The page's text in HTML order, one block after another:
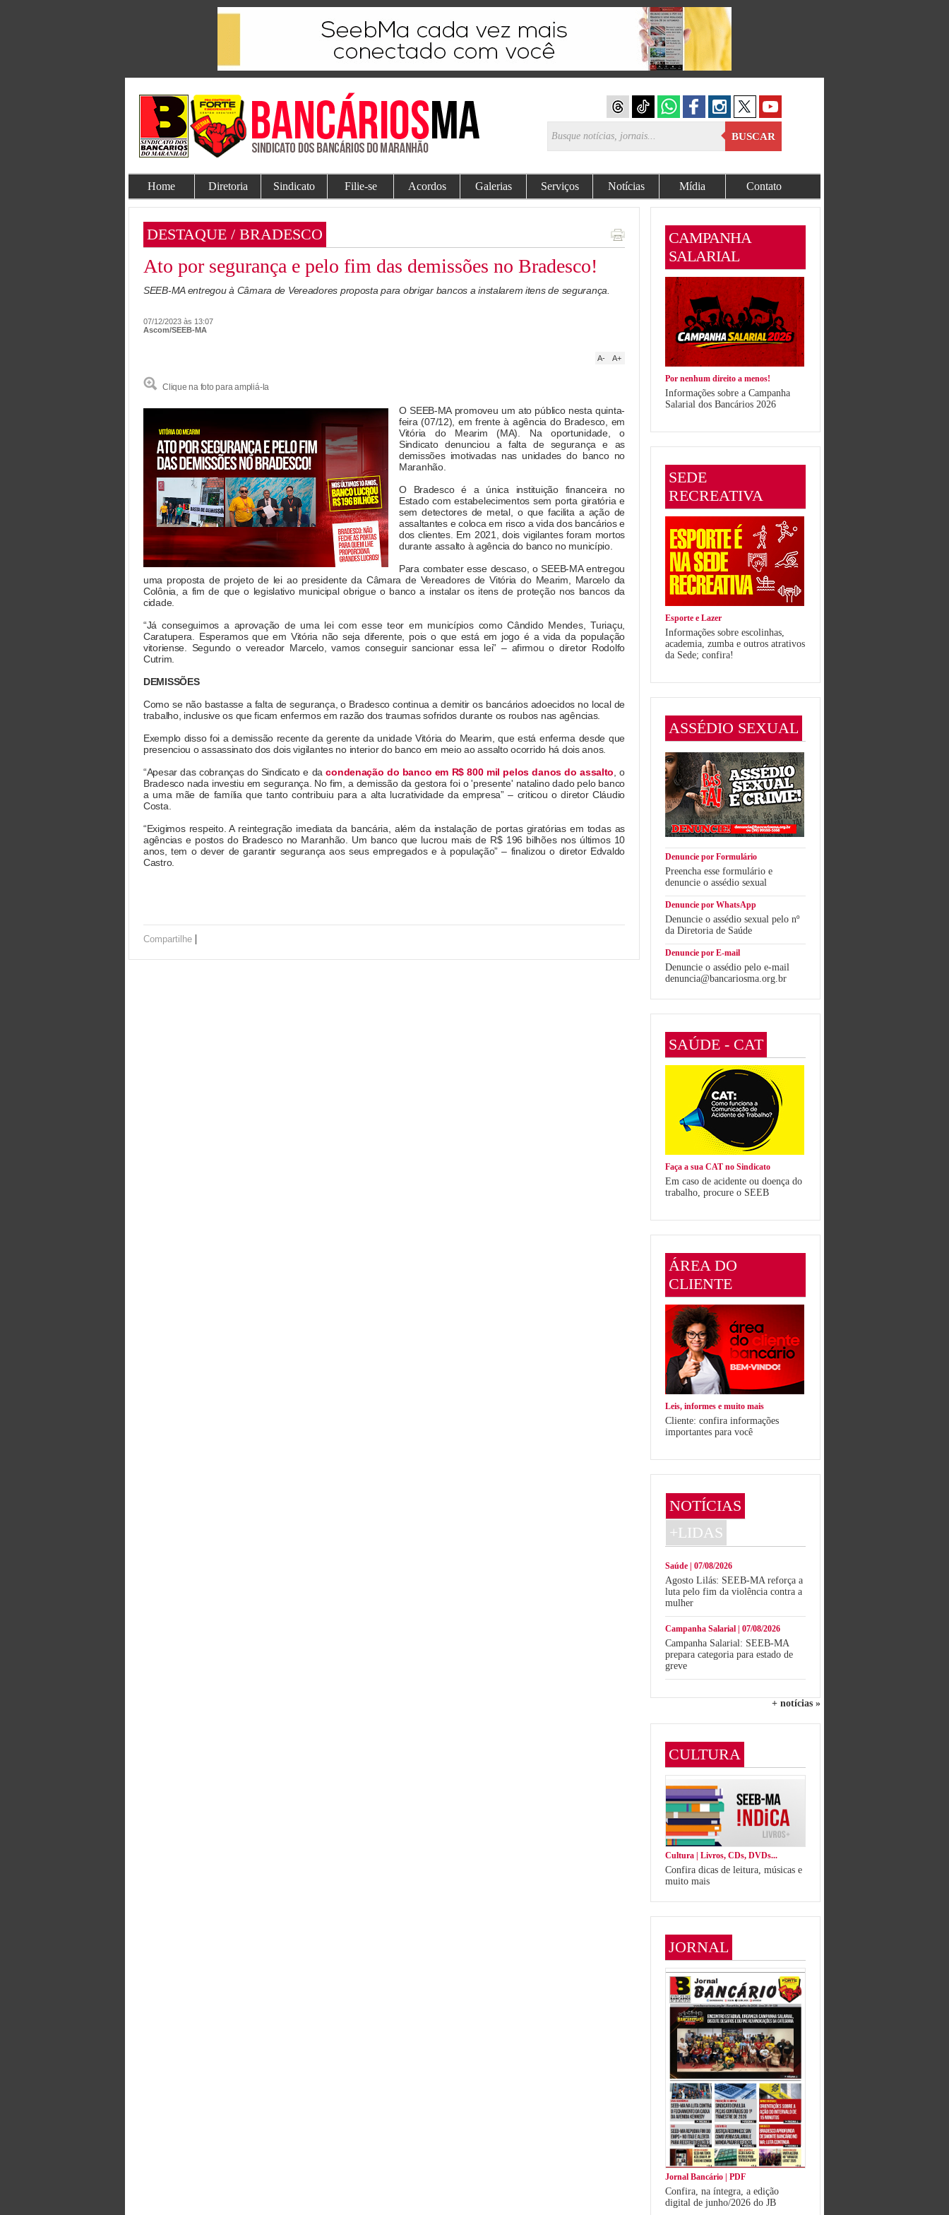
BUSCAR
Home Diretoria Sindicato Filie-se Acordos Galerias Serviços Notícias Mídia Contato
DESTAQUE / BRADESCO
Ato por segurança e pelo fim das demissões no Bradesco!
SEEB-MA entregou à Câmara de Vereadores proposta para obrigar bancos a instalarem itens de segurança.
07/12/2023 às 13:07
Ascom/SEEB-MA
A+
A-
Clique na foto para ampliá-la
O SEEB-MA promoveu um ato público nesta quinta-
feira (07/12), em frente à agência do Bradesco, em
Vitória do Mearim (MA). Na oportunidade, o
Sindicato denunciou a falta de segurança e as
demissões imotivadas nas unidades do banco no
Maranhão.
O Bradesco é a única instituição financeira no
Estado com estabelecimentos sem porta giratória e
sem detectores de metal, o que facilita a ação de
assaltantes e coloca em risco a vida dos bancários e
dos clientes. Em 2021, dois vigilantes foram mortos
durante assalto à agência do banco no município.
Para combater esse descaso, o SEEB-MA entregou
uma proposta de projeto de lei ao presidente da Câmara de Vereadores de Vitória do Mearim, Marcelo da
Colônia, a fim de que o legislativo municipal obrigue o banco a instalar os itens de proteção nos bancos da
cidade.
“Já conseguimos a aprovação de uma lei com esse teor em municípios como Cândido Mendes, Turiaçu,
Caratupera. Esperamos que em Vitória não seja diferente, pois o que está em jogo é a vida da população
vitoriense. Segundo o vereador Marcelo, vamos conseguir sancionar essa lei” – afirmou o diretor Rodolfo
Cutrim.
DEMISSÕES
Como se não bastasse a falta de segurança, o Bradesco continua a demitir os bancários adoecidos no local de
trabalho, inclusive os que ficam enfermos em razão dos traumas sofridos durante os roubos nas agências.
Exemplo disso foi a demissão recente da gerente da unidade Vitória do Mearim, que está enferma desde que
presenciou o assassinato dos dois vigilantes no interior do banco em meio ao assalto ocorrido há dois anos.
“Apesar das cobranças do Sindicato e dacondenação do banco em R$ 800 mil pelos danos do assalto , o
Bradesco nada investiu em segurança. No fim, a demissão da gestora foi o 'presente' natalino dado pelo banco
a uma mãe de família que tanto contribuiu para a alta lucratividade da empresa” – criticou o diretor Cláudio
Costa.
“Exigimos respeito. A reintegração imediata da bancária, além da instalação de portas giratórias em todas as
agências e postos do Bradesco no Maranhão. Um banco que lucrou mais de R$ 196 bilhões nos últimos 10
anos, tem o dever de garantir segurança aos seus empregados e à população” – finalizou o diretor Edvaldo
Castro.
Compartilhe |
CAMPANHA
SALARIAL
Por nenhum direito a menos!
Informações sobre a Campanha
Salarial dos Bancários 2026
SEDE
RECREATIVA
Esporte e Lazer
Informações sobre escolinhas,
academia, zumba e outros atrativos
da Sede; confira!
ASSÉDIO SEXUAL
Denuncie por Formulário
Preencha esse formulário e
denuncie o assédio sexual
Denuncie por WhatsApp
Denuncie o assédio sexual pelo nº
da Diretoria de Saúde
Denuncie por E-mail
Denuncie o assédio pelo e-mail
denuncia@bancariosma.org.br
SAÚDE - CAT
Faça a sua CAT no Sindicato
Em caso de acidente ou doença do
trabalho, procure o SEEB
ÁREA DO
CLIENTE
Leis, informes e muito mais
Cliente: confira informações
importantes para você
NOTÍCIAS
+LIDAS
Saúde | 07/08/2026
Agosto Lilás: SEEB-MA reforça a
luta pelo fim da violência contra a
mulher
Campanha Salarial | 07/08/2026
Campanha Salarial: SEEB-MA
prepara categoria para estado de
greve
+ notícias »
CULTURA
Cultura | Livros, CDs, DVDs...
Confira dicas de leitura, músicas e
muito mais
JORNAL
Jornal Bancário | PDF
Confira, na íntegra, a edição
digital de junho/2026 do JB